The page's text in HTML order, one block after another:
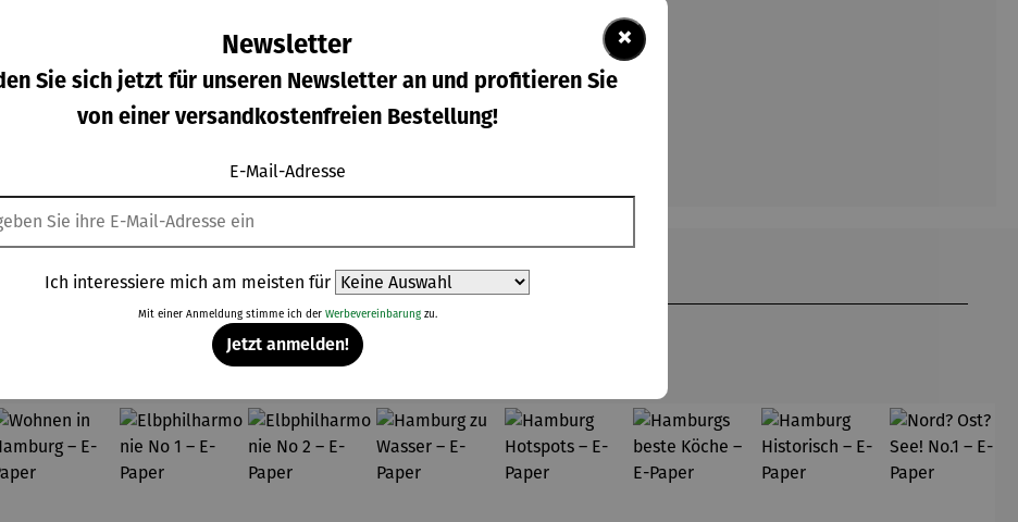
Weitere Produkte
×
Newsletter
Sie sich jetzt für unseren Newsletter an und profitieren Sie
von einer versandkostenfreien Bestellung!
E-Mail-Adresse
Ich interessiere mich am meisten für
Mit einer Anmeldung stimme ich der Werbevereinbarungzu.
Jetzt anmelden!